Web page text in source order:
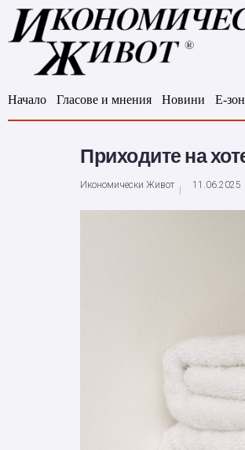
Начало Гласове и мнения Новини Е-
Приходите на
Икономически Живот 11.06.2025